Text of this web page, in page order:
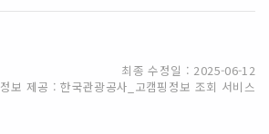
최종 수정일 : 2025-06-12
정보 제공 : 한국관광공사_고캠핑정보 조회 서비스